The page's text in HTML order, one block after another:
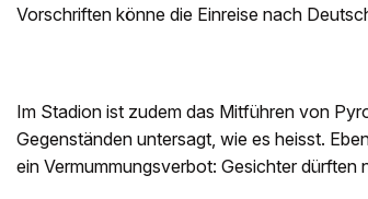
Vorschriften könne die Einreise nach
Im Stadion ist zudem das Mitführen von
Gegenständen untersagt, wie es heisst.
ein Vermummungsverbot: Gesichter